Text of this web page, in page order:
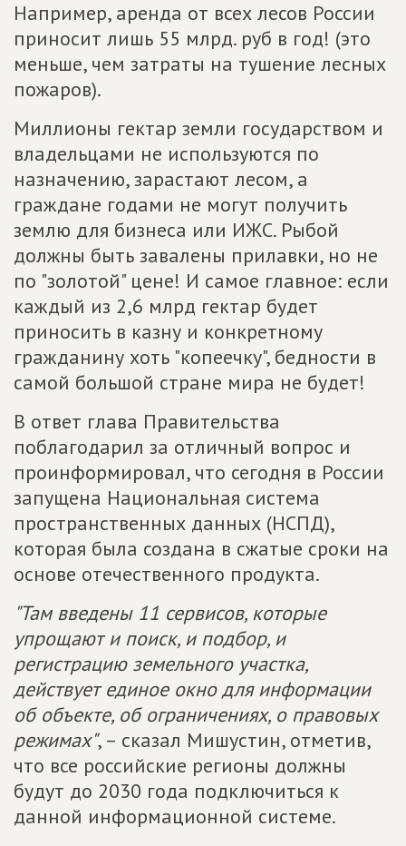
Например, аренда от всех лесов России
приносит лишь 55 млрд. руб в год! (это
меньше, чем затраты на тушение лесных
пожаров).
Миллионы гектар земли государством и
владельцами не используются по
назначению, зарастают лесом, а
граждане годами не могут получить
землю для бизнеса или ИЖС. Рыбой
должны быть завалены прилавки, но не
по "золотой" цене! И самое главное: если
каждый из 2,6 млрд гектар будет
приносить в казну и конкретному
гражданину хоть "копеечку", бедности в
самой большой стране мира не будет!
В ответ глава Правительства
поблагодарил за отличный вопрос и
проинформировал, что сегодня в России
запущена Национальная система
пространственных данных (НСПД),
которая была создана в сжатые сроки на
основе отечественного продукта.
"Там введены 11 сервисов, которые
упрощают и поиск, и подбор, и
регистрацию земельного участка,
действует единое окно для информации
об объекте, об ограничениях, о правовых
режимах", – сказал Мишустин, отметив,
что все российские регионы должны
будут до 2030 года подключиться к
данной информационной системе.